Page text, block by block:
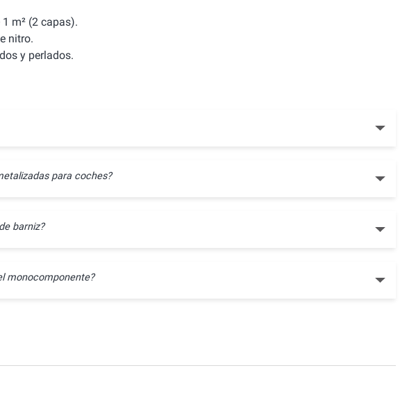
m² (2 capas).
nitro.
y perlados.
para coches?
barniz?
monocomponente?